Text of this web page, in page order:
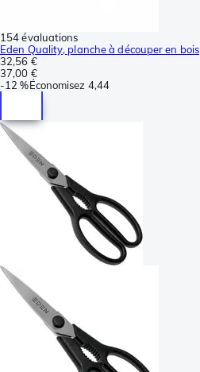
154 évaluations
Eden Quality, planche à découper en bois
32,56 €
37,00 €
-12 %Économisez 4,44